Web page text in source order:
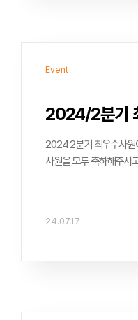
Event
2024/2분기
2024 2분기 최우수사원
사원을 모두 축하해주시
부끄럽지만 그래도 뽑아
24.07.17